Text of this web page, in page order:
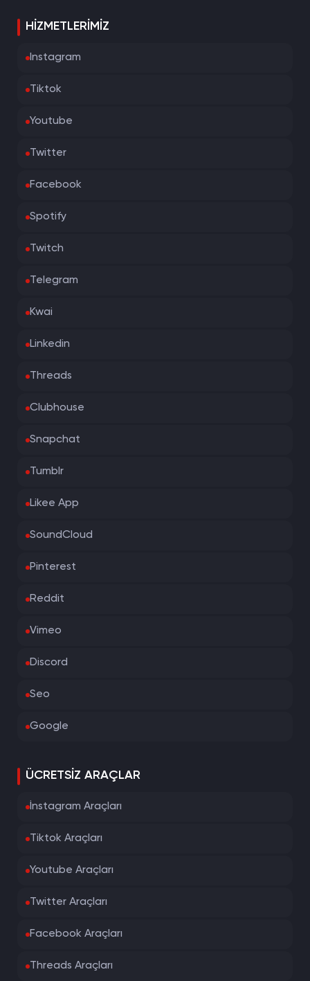
HIZMETLERIMIZ
Instagram
Tiktok
Youtube
Twitter
Facebook
Spotify
Twitch
Telegram
Kwai
Linkedin
Threads
Clubhouse
Snapchat
Tumblr
Likee App
SoundCloud
Pinterest
Reddit
Vimeo
Discord
Seo
Google
ÜCRETSIZ ARAÇLAR
İnstagram Araçları
Tiktok Araçları
Youtube Araçları
Twitter Araçları
Facebook Araçları
Threads Araçları